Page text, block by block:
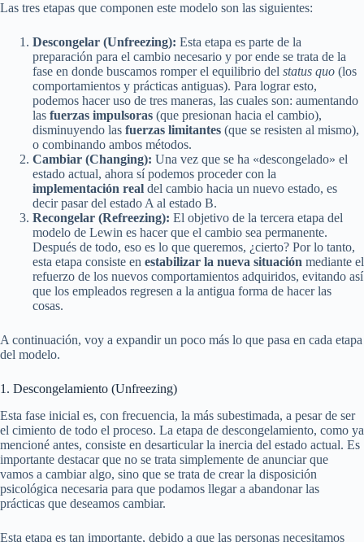
Las tres etapas que componen este modelo son las siguientes:
Descongelar (Unfreezing): Esta etapa es parte de la
preparación para el cambio necesario y por ende se trata de la
fase en donde buscamos romper el equilibrio del status quo (los
comportamientos y prácticas antiguas). Para lograr esto,
podemos hacer uso de tres maneras, las cuales son: aumentando
las fuerzas impulsoras (que presionan hacia el cambio),
disminuyendo las fuerzas limitantes (que se resisten al mismo),
o combinando ambos métodos.
Cambiar (Changing): Una vez que se ha «descongelado» el
estado actual, ahora sí podemos proceder con la
implementación real del cambio hacia un nuevo estado, es
decir pasar del estado A al estado B.
Recongelar (Refreezing): El objetivo de la tercera etapa del
modelo de Lewin es hacer que el cambio sea permanente.
Después de todo, eso es lo que queremos, ¿cierto? Por lo tanto,
esta etapa consiste en estabilizar la nueva situación mediante el
refuerzo de los nuevos comportamientos adquiridos, evitando así
que los empleados regresen a la antigua forma de hacer las
cosas.
A continuación, voy a expandir un poco más lo que pasa en cada etapa
del modelo.
1. Descongelamiento (Unfreezing)
Esta fase inicial es, con frecuencia, la más subestimada, a pesar de ser
el cimiento de todo el proceso. La etapa de descongelamiento, como ya
mencioné antes, consiste en desarticular la inercia del estado actual. Es
importante destacar que no se trata simplemente de anunciar que
vamos a cambiar algo, sino que se trata de crear la disposición
psicológica necesaria para que podamos llegar a abandonar las
prácticas que deseamos cambiar.
Esta etapa es tan importante, debido a que las personas necesitamos